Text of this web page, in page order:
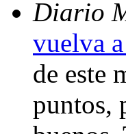
Diario
vuelva
de este
puntos,